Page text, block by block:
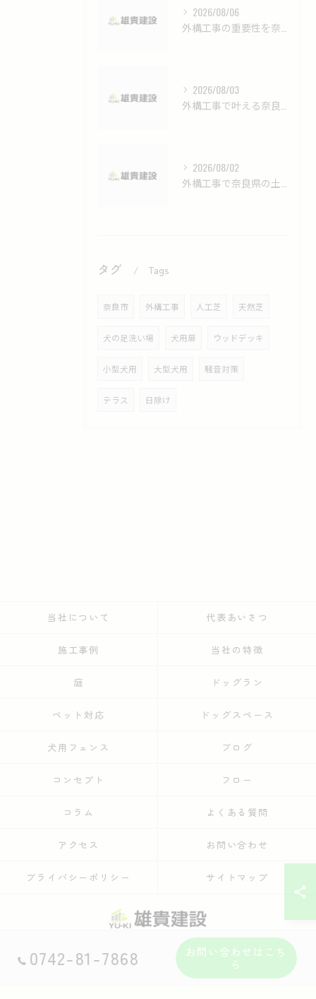
2026/08/06
2026/08/03
2026/08/02
タグ Tags
奈良市 外構工事 人工芝 天然芝
犬の足洗い場 犬用扉 ウッドデッキ
小型犬用 大型犬用 騒音対策
テラス 日除け
0742-81-7868
お問い合わせはこち
ら
当社について 代表あいさつ
施工事例 当社の特徴
庭 ドッグラン
ペット対応 ドッグスペース
犬用フェンス ブログ
コンセプト フロー
コラム よくある質問
アクセス お問い合わせ
プライバシーポリシー サイトマップ
© 2026 奈良県奈良市の外構工事なら株式会社雄貴建設 ALL RIGHTS RESERVED.